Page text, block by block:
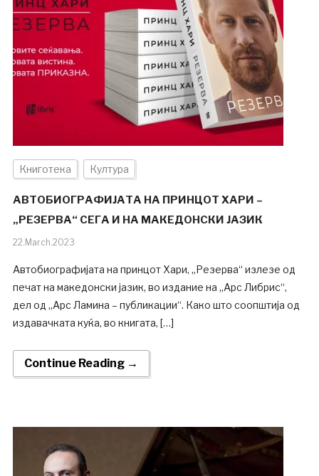
Книготека Култура
АВТОБИОГРАФИЈАТА НА ПРИНЦОТ ХАРИ –
„РЕЗЕРВА“ СЕГА И НА МАКЕДОНСКИ ЈАЗИК
22.March.2023
Автобиографијата на принцот Хари, „Резерва“ излезе од
печат на македонски јазик, во издание на „Арс Либрис“,
дел од „Арс Ламина – публикации“. Како што соопштија од
издавачката куќа, во книгата, […]
Continue Reading →